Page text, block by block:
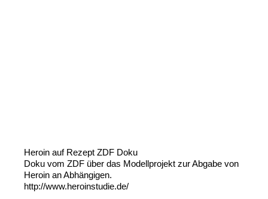
Heroin auf Rezept ZDF Doku
Doku vom ZDF über das Modellprojekt zur Abgabe von
Heroin an Abhängigen.
http://www.heroinstudie.de/